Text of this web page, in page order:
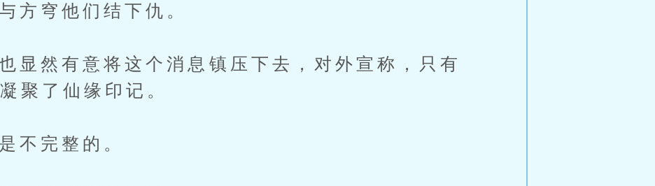
他们结下仇。
有意将这个消息镇压下去，对外宣称，只有
聚了仙缘印记。
完整的。